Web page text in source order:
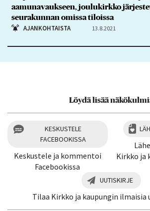
aamunavaukseen, joulukirkko
seurakunnan omissa tiloissa
AJANKOHTAISTA 13.8.2021
Löydä lisää
KESKUSTELE
FACEBOOKISSA
Keskustele ja kommentoi
Facebookissa
Kirkko ja
UUTISKIRJE
Tilaa Kirkko ja kaupungin ilmaisia